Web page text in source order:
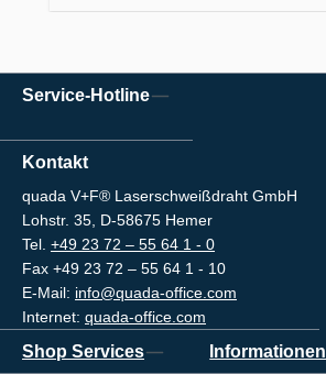
Service-Hotline
Kontakt
quada V+F® Laserschweißdraht GmbH
Lohstr. 35, D-58675 Hemer
Tel. +49 23 72 – 55 64 1 - 0
Fax +49 23 72 – 55 64 1 - 10
E-Mail: info@quada-office.com
Internet: quada-office.com
Shop Services Informationen